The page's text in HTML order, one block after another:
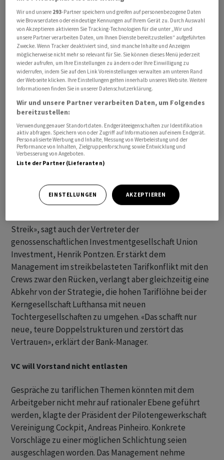
Cityline. «Niemand weiss, wie es weitergeht», klagt die
freigestellte Flugbegleiterin Lydia Kowarzik, die mit
ihren Kolleginnen draussen vor der Tür die Aktionäre auf
ihre Probleme aufmerksam machen will.
Streik», sagt auch der Vertreter der
genossenschaftlichen Investmentgesellschaft Union
Investment, Henrik Pontzen. Er stärkt dem
Management im streikbelasteten Tarifkonflikt mit den
Crews zwar den Rücken, verlangt aber gleichzeitig eine
Abkehr von der Strategie, die hohen Tariflöhne bei der
Kerngesellschaft Lufthansa mit neuen
Tochtergesellschaften zu umgehen. «Das schafft nur
neue, teure Doppelstrukturen und zerstört das
Vertrauen», erklärt der Bank-Manager.
VC will Vorstand nicht entlasten
Gespräche zu tariflichen Themen könnten mit dem
Arbeitgeber nicht mehr auf rationaler Ebene geführt
werden, klagte der Präsident der Pilotengewerkschaft
Vereinigung Cockpit, Andreas Pinheiro. Konkrete
Vorschläge zu einer möglichen Schlichtung seien
ausgeschlagen worden. Das Management nehme
Wir und unsere 293-Partner speichern und greifen auf personenbezogene Daten
wie Browserdaten oder eindeutige Kennungen auf Ihrem Gerät zu. Durch Auswahl
von Akzeptieren aktivieren Sie Tracking-Technologien für die unter „Wir und
unsere Partner verarbeiten Daten, um Ihnen Dienste bereitzustellen“ aufgeführten
Zwecke. Wenn Tracker deaktiviert sind, sind manche Inhalte und Anzeigen
möglicherweise nicht mehr so relevant für Sie. Sie können dieses Menü jederzeit
wieder aufrufen, um Ihre Einstellungen zu ändern oder Ihre Einwilligung zu
widerrufen, indem Sie auf den Link Voreinstellungen verwalten am unteren Rand
der Webseite klicken. Ihre Einstellungen gelten innerhalb unseres Website. Weitere
Informationen finden Sie in unserer Datenschutzerklärung.
Wir und unsere Partner verarbeiten Daten, um Folgendes
bereitzustellen:
Verwendung genauer Standortdaten. Endgeräteeigenschaften zur Identifikation
aktiv abfragen. Speichern von oder Zugriff auf Informationen auf einem Endgerät.
Personalisierte Werbung und Inhalte, Messung von Werbeleistung und der
Performance von Inhalten, Zielgruppenforschung sowie Entwicklung und
Verbesserung von Angeboten.
Liste der Partner (Lieferanten)
EINSTELLUNGEN AKZEPTIEREN